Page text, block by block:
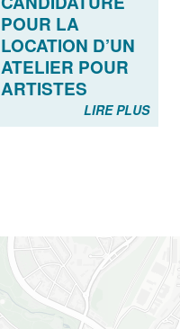
POUR LA
LOCATION D’UN
ATELIER POUR
ARTISTES
LIRE PLUS